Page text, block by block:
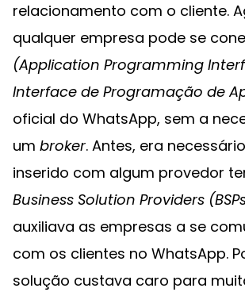
relacionamento com o cliente.
qualquer empresa pode se
(Application Programming
Interface de Programação de
oficial do WhatsApp, sem a
um broker. Antes, era
inserido com algum provedor
Business Solution Providers
auxiliava as empresas a se
com os clientes no WhatsApp.
solução custava caro para